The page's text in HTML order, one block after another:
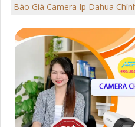
Báo Giá Camera Ip Dahua